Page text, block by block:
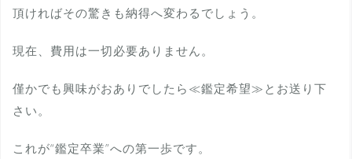
頂ければその驚きも納得へ変わるでしょう。
現在、費用は一切必要ありません。
僅かでも興味がおありでしたら≪鑑定希望≫とお送り下
さい。
これが“鑑定卒業”への第一歩です。